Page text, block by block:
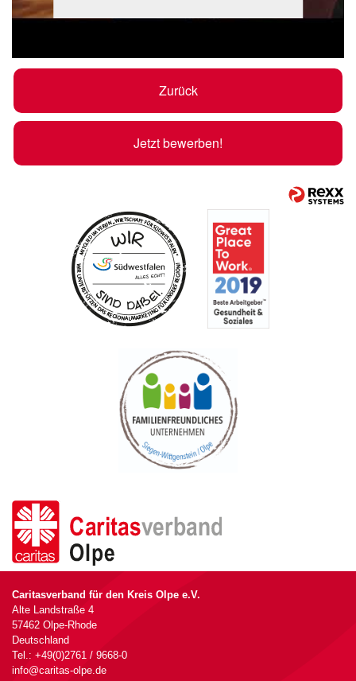
Zurück
Jetzt bewerben!
Caritasverband für den Kreis Olpe e.V.
Alte Landstraße 4
57462 Olpe-Rhode
Deutschland
Tel.: +49(0)2761 / 9668-0
info@caritas-olpe.de